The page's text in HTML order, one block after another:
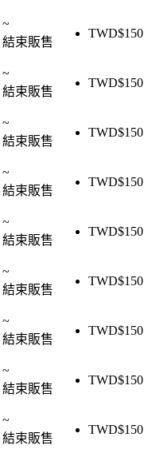
~
結束販售
TWD$150
~
結束販售
TWD$150
~
結束販售
TWD$150
~
結束販售
TWD$150
~
結束販售
TWD$150
~
結束販售
TWD$150
~
結束販售
TWD$150
~
結束販售
TWD$150
~
結束販售
TWD$150